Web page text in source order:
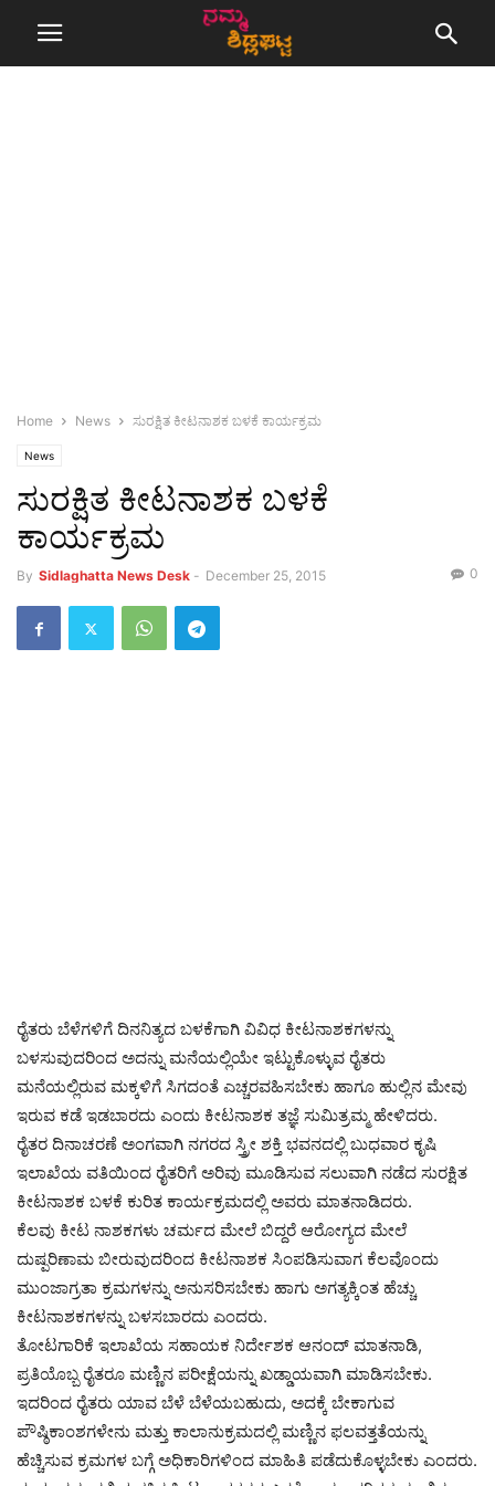
Home News ಸುರಕ್ಷಿತ ಕೀಟನಾಶಕ ಬಳಕೆ ಕಾರ್ಯಕ್ರಮ
News
ಸುರಕ್ಷಿತ ಕೀಟನಾಶಕ ಬಳಕೆ
ಕಾರ್ಯಕ್ರಮ
By Sidlaghatta News Desk - December 25, 2015 0
ರೈತರು ಬೆಳೆಗಳಿಗೆ ದಿನನಿತ್ಯದ ಬಳಕೆಗಾಗಿ ವಿವಿಧ ಕೀಟನಾಶಕಗಳನ್ನು
ಬಳಸುವುದರಿಂದ ಅದನ್ನು ಮನೆಯಲ್ಲಿಯೇ ಇಟ್ಟುಕೊಳ್ಳುವ ರೈತರು
ಮನೆಯಲ್ಲಿರುವ ಮಕ್ಕಳಿಗೆ ಸಿಗದಂತೆ ಎಚ್ಚರವಹಿಸಬೇಕು ಹಾಗೂ ಹುಲ್ಲಿನ ಮೇವು
ಇರುವ ಕಡೆ ಇಡಬಾರದು ಎಂದು ಕೀಟನಾಶಕ ತಜ್ಞೆ ಸುಮಿತ್ರಮ್ಮ ಹೇಳಿದರು.
ರೈತರ ದಿನಾಚರಣೆ ಅಂಗವಾಗಿ ನಗರದ ಸ್ತ್ರೀ ಶಕ್ತಿ ಭವನದಲ್ಲಿ ಬುಧವಾರ ಕೃಷಿ
ಇಲಾಖೆಯ ವತಿಯಿಂದ ರೈತರಿಗೆ ಅರಿವು ಮೂಡಿಸುವ ಸಲುವಾಗಿ ನಡೆದ ಸುರಕ್ಷಿತ
ಕೀಟನಾಶಕ ಬಳಕೆ ಕುರಿತ ಕಾರ್ಯಕ್ರಮದಲ್ಲಿ ಅವರು ಮಾತನಾಡಿದರು.
ಕೆಲವು ಕೀಟ ನಾಶಕಗಳು ಚರ್ಮದ ಮೇಲೆ ಬಿದ್ದರೆ ಆರೋಗ್ಯದ ಮೇಲೆ
ದುಷ್ಪರಿಣಾಮ ಬೀರುವುದರಿಂದ ಕೀಟನಾಶಕ ಸಿಂಪಡಿಸುವಾಗ ಕೆಲವೊಂದು
ಮುಂಜಾಗ್ರತಾ ಕ್ರಮಗಳನ್ನು ಅನುಸರಿಸಬೇಕು ಹಾಗು ಅಗತ್ಯಕ್ಕಿಂತ ಹೆಚ್ಚು
ಕೀಟನಾಶಕಗಳನ್ನು ಬಳಸಬಾರದು ಎಂದರು.
ತೋಟಗಾರಿಕೆ ಇಲಾಖೆಯ ಸಹಾಯಕ ನಿರ್ದೇಶಕ ಆನಂದ್ ಮಾತನಾಡಿ,
ಪ್ರತಿಯೊಬ್ಬ ರೈತರೂ ಮಣ್ಣಿನ ಪರೀಕ್ಷೆಯನ್ನು ಖಡ್ಡಾಯವಾಗಿ ಮಾಡಿಸಬೇಕು.
ಇದರಿಂದ ರೈತರು ಯಾವ ಬೆಳೆ ಬೆಳೆಯಬಹುದು, ಅದಕ್ಕೆ ಬೇಕಾಗುವ
ಪೌಷ್ಠಿಕಾಂಶಗಳೇನು ಮತ್ತು ಕಾಲಾನುಕ್ರಮದಲ್ಲಿ ಮಣ್ಣಿನ ಫಲವತ್ತತೆಯನ್ನು
ಹೆಚ್ಚಿಸುವ ಕ್ರಮಗಳ ಬಗ್ಗೆ ಅಧಿಕಾರಿಗಳಿಂದ ಮಾಹಿತಿ ಪಡೆದುಕೊಳ್ಳಬೇಕು ಎಂದರು.